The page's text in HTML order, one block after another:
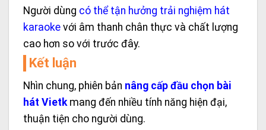
Người dùng có thể tận hưởng trải nghiệm hát
karaoke với âm thanh chân thực và chất lượng
cao hơn so với trước đây.
Kết luận
Nhìn chung, phiên bản nâng cấp đầu chọn bài
hát Vietkmang đến nhiều tính năng hiện đại,
thuận tiện cho người dùng.